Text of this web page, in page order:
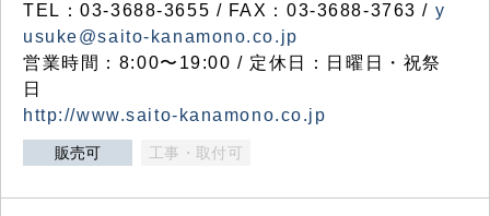
TEL：03-3688-3655 / FAX：03-3688-3763 / y
usuke@saito-kanamono.co.jp
営業時間：8:00〜19:00 / 定休日：日曜日・祝祭
日
http://www.saito-kanamono.co.jp
販売可 工事・取付可